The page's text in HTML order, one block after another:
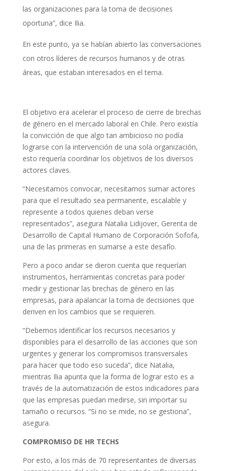
las organizaciones para la toma de decisiones
oportuna”, dice Ilia.
En este punto, ya se habían abierto las conversaciones
con otros líderes de recursos humanos y de otras
áreas, que estaban interesados en el tema.
El objetivo era acelerar el proceso de cierre de brechas
de género en el mercado laboral en Chile. Pero existía
la convicción de que algo tan ambicioso no podía
lograrse con la intervención de una sola organización,
esto requería coordinar los objetivos de los diversos
actores claves.
“Necesitamos convocar, necesitamos sumar actores
para que el resultado sea permanente, escalable y
represente a todos quienes deban verse
representados”, asegura Natalia Lidijover, Gerenta de
Desarrollo de Capital Humano de Corporación Sofofa,
una de las primeras en sumarse a este desafío.
Pero a poco andar se dieron cuenta que requerían
instrumentos, herramientas concretas para poder
medir y gestionar las brechas de género en las
empresas, para apalancar la toma de decisiones que
deriven en los cambios que se requieren.
“Debemos identificar los recursos necesarios y
disponibles para el desarrollo de las acciones que son
urgentes y generar los compromisos transversales
para hacer que todo eso suceda”, dice Natalia,
mientras Ilia apunta que la forma de lograr esto es a
través de la automatización de estos indicadores para
que las empresas puedan medirse, sin importar su
tamaño o recursos. “Si no se mide, no se gestiona”,
asegura.
COMPROMISO DE HR TECHS
Por esto, a los más de 70 representantes de diversas